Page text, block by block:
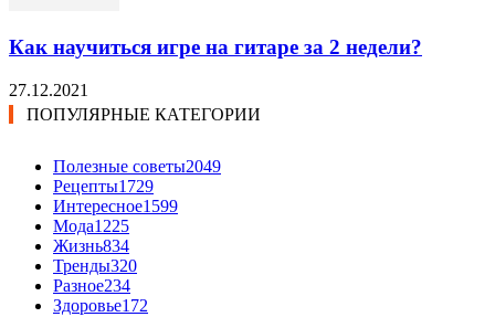
Как научиться игре на гитаре за 2 недели?
27.12.2021
ПОПУЛЯРНЫЕ КАТЕГОРИИ
Полезные советы2049
Рецепты1729
Интересное1599
Мода1225
Жизнь834
Тренды320
Разное234
Здоровье172